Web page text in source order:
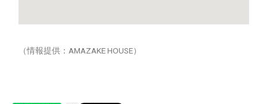
（情報提供：AMAZAKE HOUSE）